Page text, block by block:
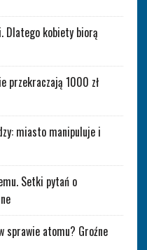
Dlatego kobiety biorą
przekraczają 1000 zł
miasto manipuluje i
Setki pytań o
sprawie atomu? Groźne